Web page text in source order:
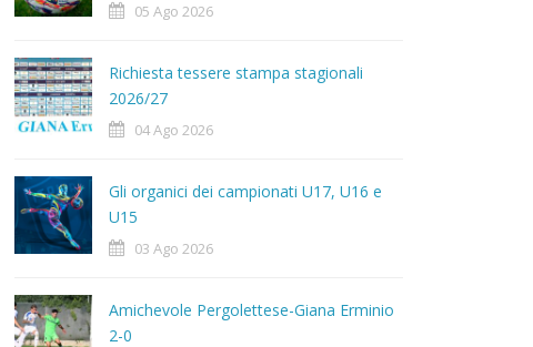
05 Ago 2026
Richiesta tessere stampa stagionali
2026/27
04 Ago 2026
Gli organici dei campionati U17, U16 e
U15
03 Ago 2026
Amichevole Pergolettese-Giana Erminio
2-0